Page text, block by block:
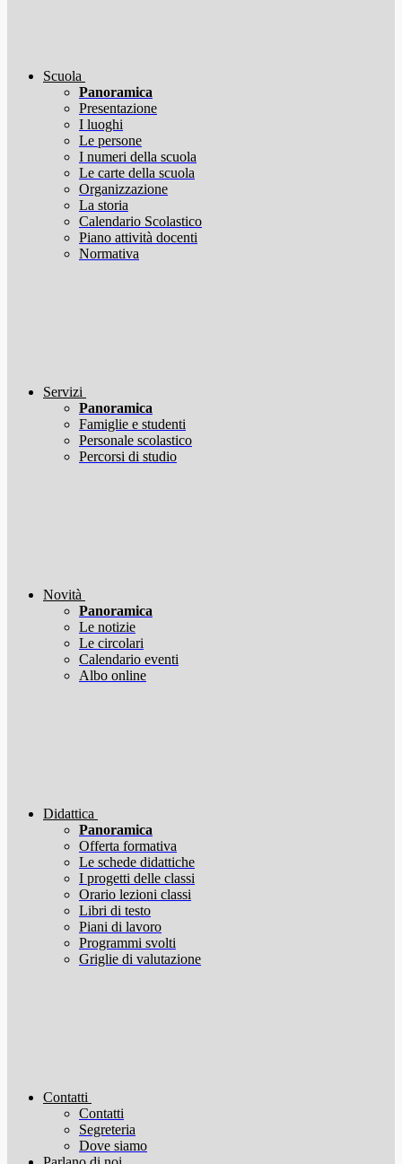
Scuola
Panoramica
Presentazione
I luoghi
Le persone
I numeri della scuola
Le carte della scuola
Organizzazione
La storia
Calendario Scolastico
Piano attività docenti
Normativa
Servizi
Panoramica
Famiglie e studenti
Personale scolastico
Percorsi di studio
Novità
Panoramica
Le notizie
Le circolari
Calendario eventi
Albo online
Didattica
Panoramica
Offerta formativa
Le schede didattiche
I progetti delle classi
Orario lezioni classi
Libri di testo
Piani di lavoro
Programmi svolti
Griglie di valutazione
Contatti
Contatti
Segreteria
Dove siamo